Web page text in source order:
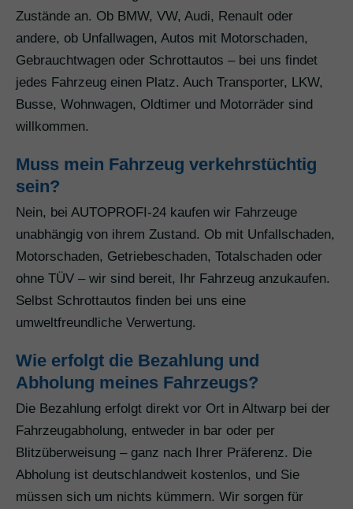
Zustände an. Ob BMW, VW, Audi, Renault oder
andere, ob Unfallwagen, Autos mit Motorschaden,
Gebrauchtwagen oder Schrottautos – bei uns findet
jedes Fahrzeug einen Platz. Auch Transporter, LKW,
Busse, Wohnwagen, Oldtimer und Motorräder sind
willkommen.
Muss mein Fahrzeug verkehrstüchtig
sein?
Nein, bei AUTOPROFI-24 kaufen wir Fahrzeuge
unabhängig von ihrem Zustand. Ob mit Unfallschaden,
Motorschaden, Getriebeschaden, Totalschaden oder
ohne TÜV – wir sind bereit, Ihr Fahrzeug anzukaufen.
Selbst Schrottautos finden bei uns eine
umweltfreundliche Verwertung.
Wie erfolgt die Bezahlung und
Abholung meines Fahrzeugs?
Die Bezahlung erfolgt direkt vor Ort in Altwarp bei der
Fahrzeugabholung, entweder in bar oder per
Blitzüberweisung – ganz nach Ihrer Präferenz. Die
Abholung ist deutschlandweit kostenlos, und Sie
müssen sich um nichts kümmern. Wir sorgen für